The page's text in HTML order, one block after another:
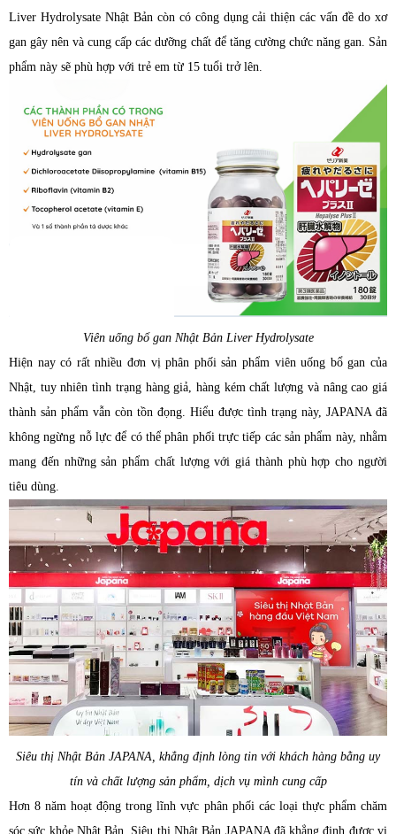
Liver Hydrolysate Nhật Bản còn có công dụng cải thiện các vấn đề do xơ
gan gây nên và cung cấp các dưỡng chất để tăng cường chức năng gan. Sản
phẩm này sẽ phù hợp với trẻ em từ 15 tuổi trở lên.
Viên uống bổ gan Nhật Bản Liver Hydrolysate
Hiện nay có rất nhiều đơn vị phân phối sản phẩm viên uống bổ gan của
Nhật, tuy nhiên tình trạng hàng giả, hàng kém chất lượng và nâng cao giá
thành sản phẩm vẫn còn tồn đọng. Hiểu được tình trạng này, JAPANA đã
không ngừng nỗ lực để có thể phân phối trực tiếp các sản phẩm này, nhằm
mang đến những sản phẩm chất lượng với giá thành phù hợp cho người
tiêu dùng.
Siêu thị Nhật Bản JAPANA, khẳng định lòng tin với khách hàng bằng uy
tín và chất lượng sản phẩm, dịch vụ mình cung cấp
Hơn 8 năm hoạt động trong lĩnh vực phân phối các loại thực phẩm chăm
sóc sức khỏe Nhật Bản, Siêu thị Nhật Bản JAPANA đã khẳng định được vị